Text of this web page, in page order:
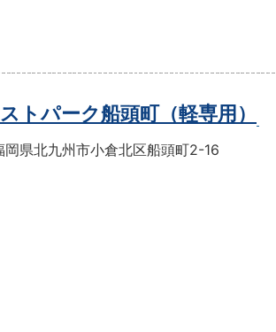
トパーク船頭町（軽専用）
岡県北九州市小倉北区船頭町2-16